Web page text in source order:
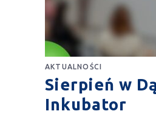
AKTUALNOŚCI
Sierpień w
Inkubator